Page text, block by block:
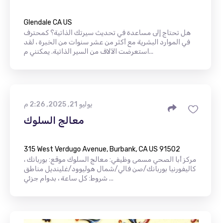
Glendale CA US
هل تحتاج إلى مساعدة في تحديث سيرتك الذاتية؟ كمحترف
في الموارد البشرية مع أكثر من عشر سنوات من الخبرة ، لقد
استعرضت الآلاف من السير الذاتية. يمكنني م...
يوليو 21, 2025, 2:26 م
معالج السلوك
315 West Verdugo Avenue, Burbank, CA US 91502
مركز أبا الصحي مسمى وظيفي: معالج السلوك موقع: بوربانك ،
كاليفورنيا بوربانك/صن فالي/شمال هوليوود/غلينديل مناطق
شروط: كل ساعة ، بدوام جزئي ...